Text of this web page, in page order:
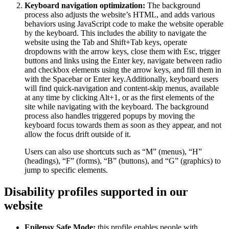
Keyboard navigation optimization: The background
process also adjusts the website’s HTML, and adds various
behaviors using JavaScript code to make the website operable
by the keyboard. This includes the ability to navigate the
website using the Tab and Shift+Tab keys, operate
dropdowns with the arrow keys, close them with Esc, trigger
buttons and links using the Enter key, navigate between radio
and checkbox elements using the arrow keys, and fill them in
with the Spacebar or Enter key.Additionally, keyboard users
will find quick-navigation and content-skip menus, available
at any time by clicking Alt+1, or as the first elements of the
site while navigating with the keyboard. The background
process also handles triggered popups by moving the
keyboard focus towards them as soon as they appear, and not
allow the focus drift outside of it.
Users can also use shortcuts such as “M” (menus), “H”
(headings), “F” (forms), “B” (buttons), and “G” (graphics) to
jump to specific elements.
Disability profiles supported in our
website
Epilepsy Safe Mode: this profile enables people with